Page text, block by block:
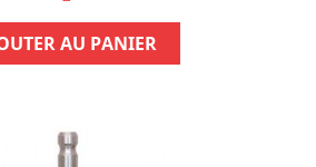
AU PANIER